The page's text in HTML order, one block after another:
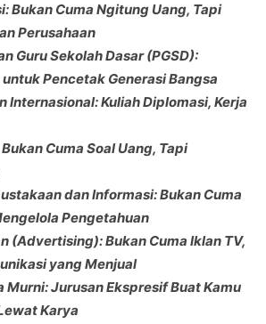
Bukan Cuma Ngitung Uang, Tapi
Perusahaan
Guru Sekolah Dasar (PGSD):
Pencetak Generasi Bangsa
Internasional: Kuliah Diplomasi, Kerja
Cuma Soal Uang, Tapi
dan Informasi: Bukan Cuma
Pengetahuan
(Advertising): Bukan Cuma Iklan TV,
yang Menjual
Murni: Jurusan Ekspresif Buat Kamu
Karya